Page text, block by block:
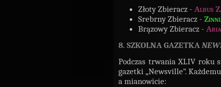
Złoty Zbieracz - Albus
Srebrny Zbieracz -
Brązowy Zbieracz -
8. SZKOLNA GAZETKA
Podczas trwania XLIV roku
gazetki „Newsville”.
a mianowicie: